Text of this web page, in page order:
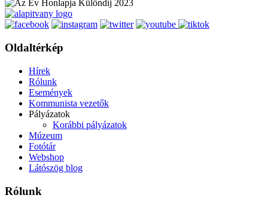
Oldaltérkép
Hírek
Rólunk
Események
Kommunista vezetők
Pályázatok
Korábbi pályázatok
Múzeum
Fotótár
Webshop
Látószög blog
Rólunk